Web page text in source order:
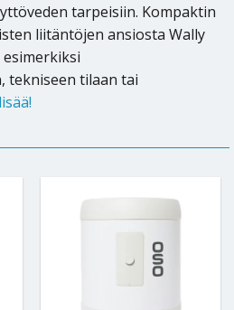
tarpeisiin. Kompaktin
liitäntöjen ansiosta Wally
tekniseen tilaan tai